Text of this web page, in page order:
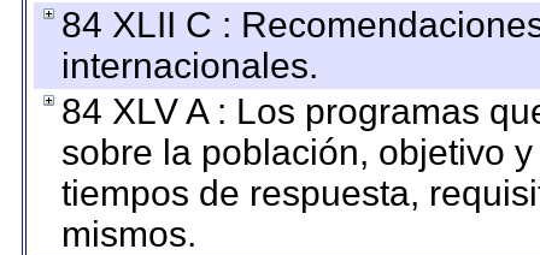
84 XLII C :
internacionales.
84 XLV A : Los programas
sobre la población, objetivo
tiempos de respuesta,
mismos.